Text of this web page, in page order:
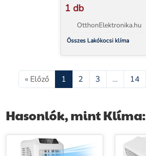
1 db
OtthonElektronika.hu
Összes Lakókocsi klíma
« Előző 1 2 3 … 14
Hasonlók, mint Klíma: